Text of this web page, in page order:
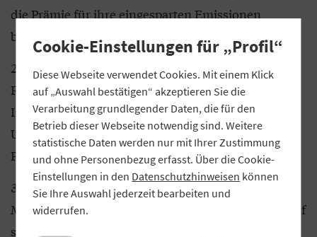
die Prämie für ihre eingesparten Emissionen
beantragen.
Die THG-Prämie kann mit einer Kopie des
Fahrzeugscheins und wenigen weiteren
Informationen zur Person beziehungsweise zum
Unternehmen beantragt werden. Um den weiteren
Prozess kümmert sich die DRWZ Mobile.
Anschließend erhält der Halter von der DRWZ
Mobile die ihm zustehende Prämie aus dem Verkauf
seiner Zertifikate. Sobald die Mineralölindustrie für
Cookie-Einstellungen für „Profil“
Diese Webseite verwendet Cookies. Mit einem Klick
auf „Auswahl bestätigen“ akzeptieren Sie die
Verarbeitung grundlegender Daten, die für den
Betrieb dieser Webseite notwendig sind. Weitere
statistische Daten werden nur mit Ihrer Zustimmung
und ohne Personenbezug erfasst. Über die Cookie-
Einstellungen in den Datenschutzhinweisen können
Sie Ihre Auswahl jederzeit bearbeiten und
widerrufen.